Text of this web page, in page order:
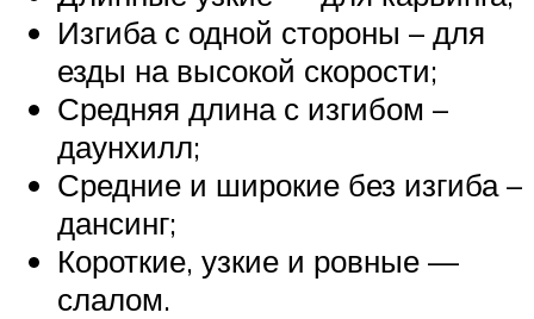
Изгиба с одной стороны – для
езды на высокой скорости;
Средняя длина с изгибом –
даунхилл;
Средние и широкие без изгиба –
дансинг;
Короткие, узкие и ровные —
слалом.